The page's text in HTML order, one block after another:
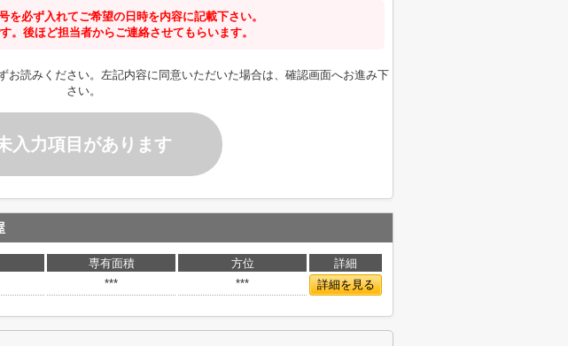
必ず入れてご希望の日時を内容に記載下さい。
。後ほど担当者からご連絡させてもらいます。
お読みください。左記内容に同意いただいた場合は、確認画面へお進み下
さい。
入力項目があります
専有面積 方位
詳細
*** *** 詳細を見る